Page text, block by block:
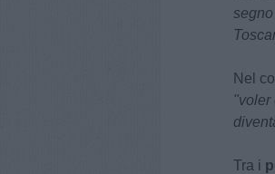
Nel
"voler
Tra i